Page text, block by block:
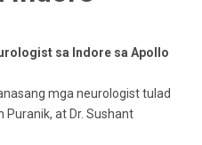
sa Indore sa Apollo
mga neurologist tulad
Puranik, at Dr. Sushant